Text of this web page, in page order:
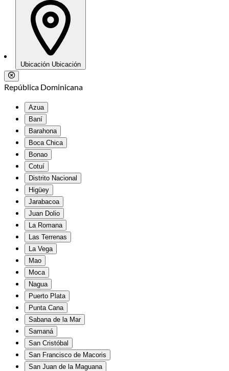
Ubicación Ubicación
República Dominicana
Azua
Baní
Barahona
Boca Chica
Bonao
Cotuí
Distrito Nacional
Higüey
Jarabacoa
Juan Dolio
La Romana
Las Terrenas
La Vega
Mao
Moca
Nagua
Puerto Plata
Punta Cana
Sabana de la Mar
Samaná
San Cristóbal
San Francisco de Macoris
San Juan de la Maguana